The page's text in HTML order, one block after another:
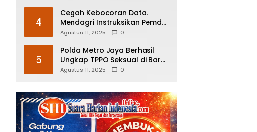
4
Cegah Kebocoran Data,
Mendagri Instruksikan Pemda
Bentuk Tim Tanggap Insiden
Agustus 11, 2025 0
5
Polda Metro Jaya Berhasil
Ungkap TPPO Seksual di Bar
Starmoon Jakarta Barat
Agustus 11, 2025 0